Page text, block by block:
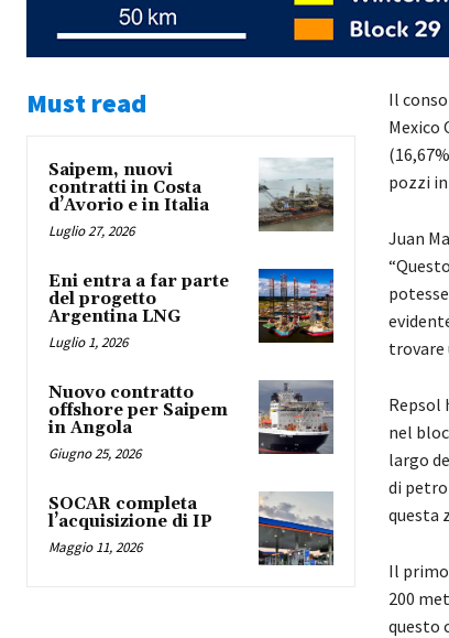
Must read
Saipem, nuovi
contratti in Costa
d’Avorio e in Italia
Luglio 27, 2026
Eni entra a far parte
del progetto
Argentina LNG
Luglio 1, 2026
Nuovo contratto
offshore per Saipem
in Angola
Giugno 25, 2026
SOCAR completa
l’acquisizione di IP
Maggio 11, 2026
Il
Mexico
pozzi
Juan
trovare
Repsol
nel
largo
di
questa
Il
200
questo